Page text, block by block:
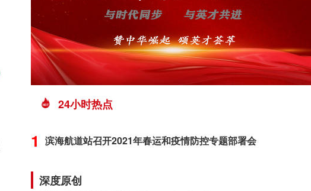
24小时热点
1 滨海航道站召开2021年春运和疫情防控专题部署会
深度原创